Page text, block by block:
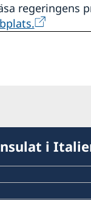
regeringens
i